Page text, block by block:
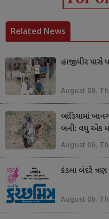
Related News
હાજીપીર પાસે
August 06,
બાંડિયામાં
બની: વધુ એક
August 06,
કંડલા બંદરે
August 06,